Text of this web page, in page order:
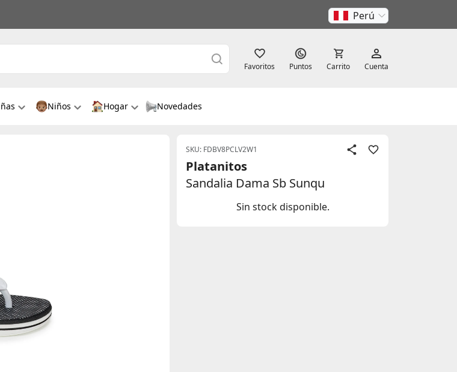
Perú
Favoritos Puntos Carrito Cuenta
Niños Hogar Novedades
SKU: FDBV8PCLV2W1
Platanitos
Sandalia Dama Sb Sunqu
Sin stock disponible.